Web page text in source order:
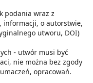
podania wraz z
informacji, o autorstwie,
utworu, DOI)
- utwór musi być
nie można bez zgody
opracowań.